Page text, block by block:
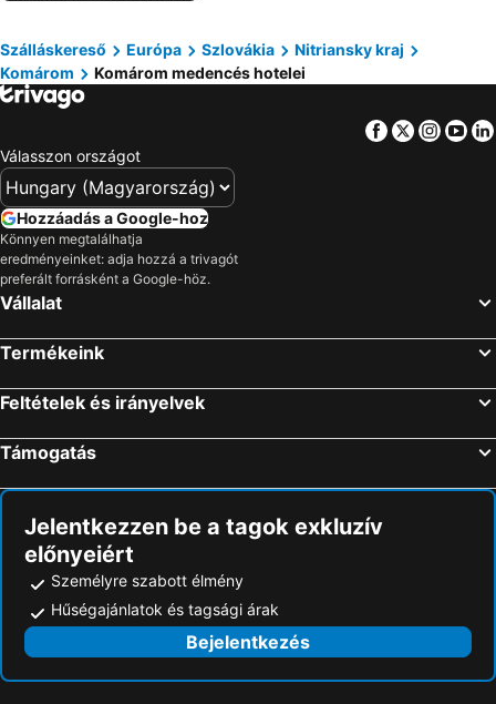
Dorog, hotels with pools
Kisbér, hotels with pools
Töltéstava, hotels with pools
Trávnica, hotels with pools
Vének, hotels with pools
Csesznek, hotels with pools
Tatabánya, hotels with pools
Tarján, hotels with pools
Marcelová, hotels with pools
Szálláskereső Európa Szlovákia
Nitriansky kraj
Komárom
Komárom medencés hotelei
Facebook
Twitter
Válasszon országot
Hozzáadás a Google-hoz
Könnyen megtalálhatja
eredményeinket: adja hozzá a trivagót
preferált forrásként a Google-höz.
Vállalat
Termékeink
Feltételek és irányelvek
Támogatás
Jelentkezzen be a tagok exkluzív
előnyeiért
Személyre szabott élmény
Hűségajánlatok és tagsági árak
Bejelentkezés